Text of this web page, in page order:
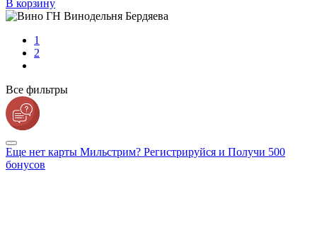
В корзину
1
2
Все фильтры
Еще нет карты Мильстрим? Регистрируйся и Получи 500
бонусов